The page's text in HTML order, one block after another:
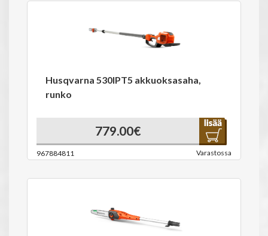
Husqvarna 530IPT5 akkuoksasaha,
runko
779.00€
967884811 Varastossa